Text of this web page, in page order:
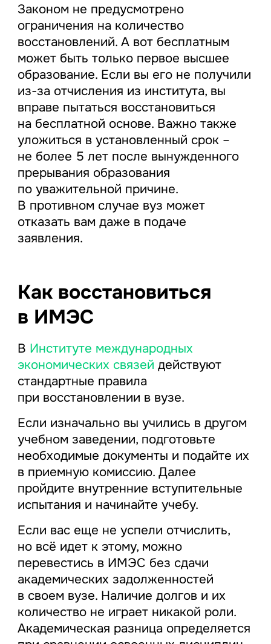
Законом не предусмотрено
ограничения на количество
восстановлений. А вот бесплатным
может быть только первое высшее
образование. Если вы его не получили
из-за отчисления из института, вы
вправе пытаться восстановиться
на бесплатной основе. Важно также
уложиться в установленный срок –
не более 5 лет после вынужденного
прерывания образования
по уважительной причине.
В противном случае вуз может
отказать вам даже в подаче
заявления.
Как восстановиться
в ИМЭС
В Институте международных
экономических связей действуют
стандартные правила
при восстановлении в вузе.
Если изначально вы учились в другом
учебном заведении, подготовьте
необходимые документы и подайте их
в приемную комиссию. Далее
пройдите внутренние вступительные
испытания и начинайте учебу.
Если вас еще не успели отчислить,
но всё идет к этому, можно
перевестись в ИМЭС без сдачи
академических задолженностей
в своем вузе. Наличие долгов и их
количество не играет никакой роли.
Академическая разница определяется